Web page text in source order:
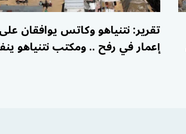
تقرير: نتنياهو وكاتس يوافقان
إعمار في رفح .. ومكتب نتنياهو